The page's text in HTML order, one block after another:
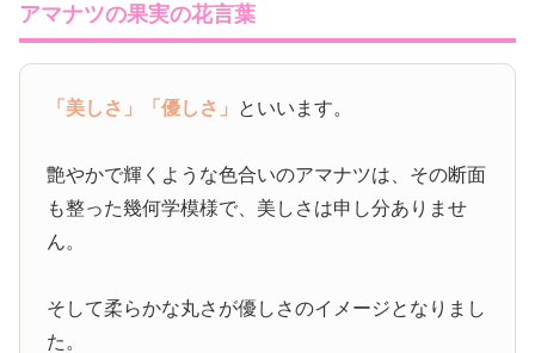
アマナツの果実の花言葉
「美しさ」 「優しさ」 といいます。
艶やかで輝くような色合いのアマナツは、その断面
も整った幾何学模様で、美しさは申し分ありませ
ん。
そして柔らかな丸さが優しさのイメージとなりまし
た。